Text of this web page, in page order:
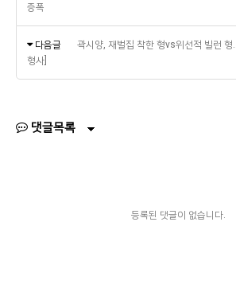
증폭
다음글
곽시양, 재벌집 착한 형vs위선적 빌런 형
형사]
댓글목록
등록된 댓글이 없습니다.